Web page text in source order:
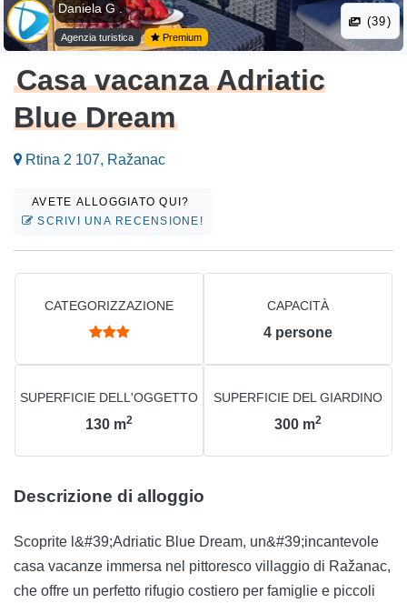
Daniela G .
Agenzia turistica Premium
(39)
Casa vacanza Adriatic
Blue Dream
Rtina 2 107, Ražanac
AVETE ALLOGGIATO QUI?
SCRIVI UNA RECENSIONE!
CATEGORIZZAZIONE CAPACITÀ
4 persone
SUPERFICIE DELL'OGGETTO
130 m2
SUPERFICIE DEL GIARDINO
300 m2
Descrizione di alloggio
Scoprite l&#39;Adriatic Blue Dream, un&#39;incantevole
casa vacanze immersa nel pittoresco villaggio di Ražanac,
che offre un perfetto rifugio costiero per famiglie e piccoli